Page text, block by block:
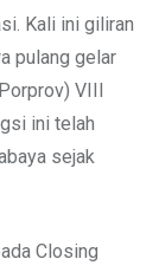
Kali ini giliran
pulang gelar
VIII
ini telah
sejak
Closing